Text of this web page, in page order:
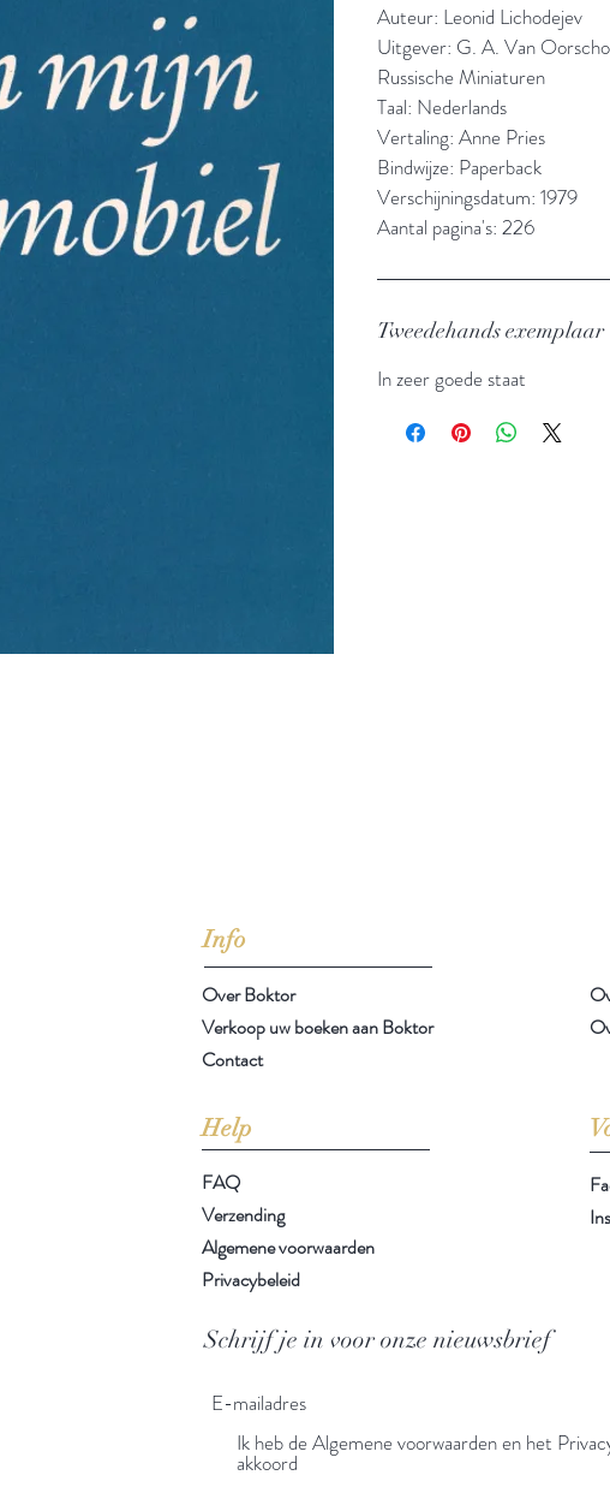
Auteur: Leonid Lichodejev
Uitgever: G. A. Van
Russische Miniaturen
Taal: Nederlands
Vertaling: Anne Pries
Bindwijze: Paperback
Verschijningsdatum: 1979
Aantal pagina's: 226
Tweedehands exemplaar
In zeer goede staat
Info
Over Boktor
Verkoop uw boeken aan Boktor
Contact
Help
FAQ
Verzending
Algemene voorwaarden
Privacybeleid
Schrijf je in voor onze nieuwsbrief
Ik heb de Algemene voorwaarden en het
akkoord